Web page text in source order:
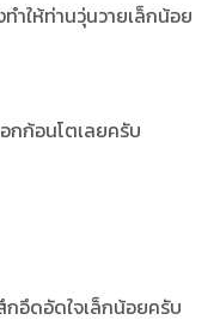
ำให้ท่านวุ่นวายเล็กน้อย
กก้อนโตเลยครับ
กอึดอัดใจเล็กน้อยครับ